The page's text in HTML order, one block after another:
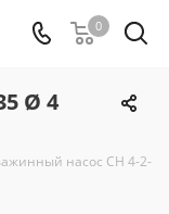
0
Ø 4
насос СН 4-2-